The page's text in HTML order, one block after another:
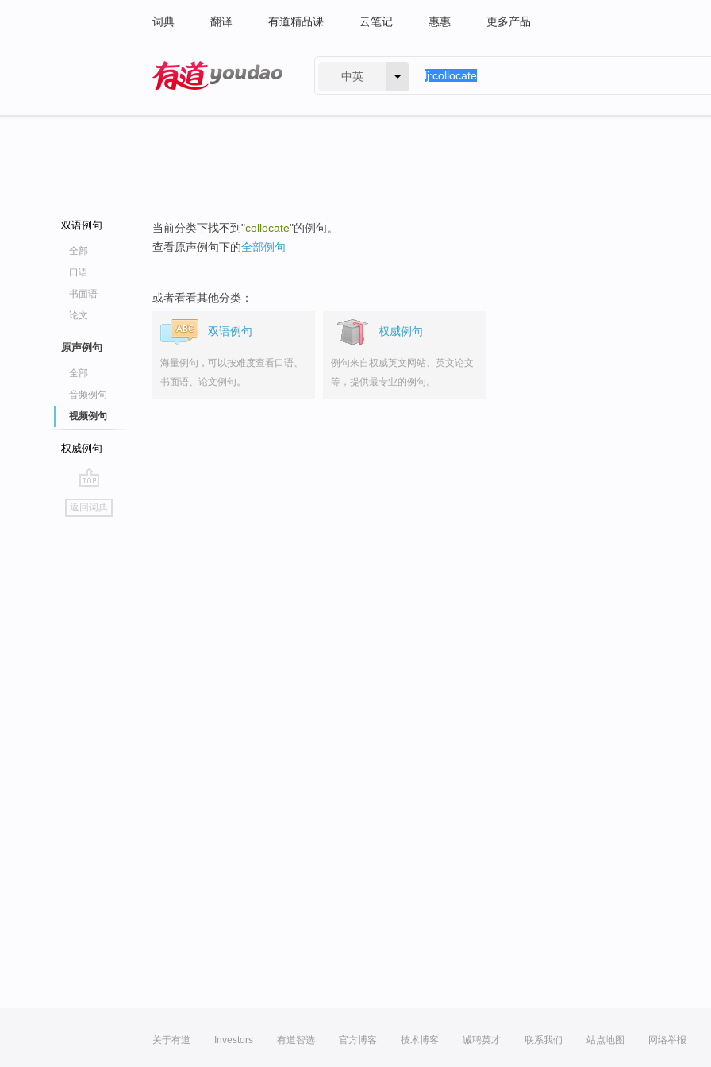
词典 翻译 有道精品课 云笔记 惠惠 更多产品
中英
双语例句
全部
口语
书面语
论文
原声例句
全部
音频例句
视频例句
权威例句
go
top
返回词典
当前分类下找不到"collocate"的例句。
查看原声例句下的全部例句
或者看看其他分类：
双语例句
海量例句，可以按难度查看口语、
书面语、论文例句。
权威例句
例句来自权威英文网站、英文论文
等，提供最专业的例句。
关于有道 Investors 有道智选 官方博客 技术博客 诚聘英才 联系我们 站点地图 网络举报